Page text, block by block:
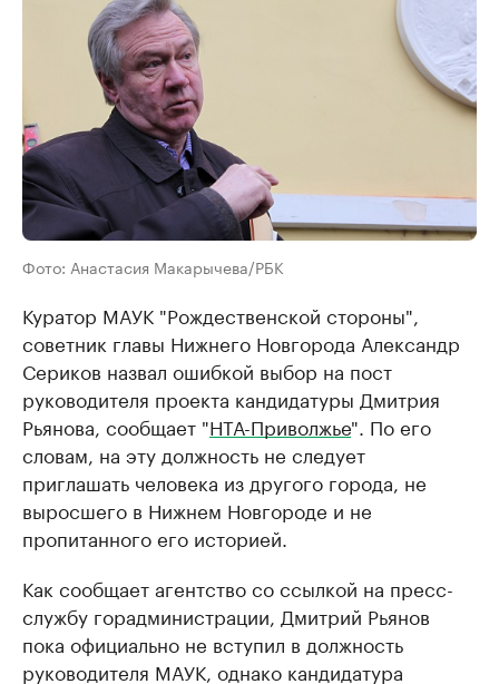
Фото: Анастасия Макарычева/РБК
Куратор МАУК "Рождественской стороны",
советник главы Нижнего Новгорода Александр
Сериков назвал ошибкой выбор на пост
руководителя проекта кандидатуры Дмитрия
Рьянова, сообщает "НТА-Приволжье". По его
словам, на эту должность не следует
приглашать человека из другого города, не
выросшего в Нижнем Новгороде и не
пропитанного его историей.
Как сообщает агентство со ссылкой на пресс-
службу горадминистрации, Дмитрий Рьянов
пока официально не вступил в должность
руководителя МАУК, однако кандидатура